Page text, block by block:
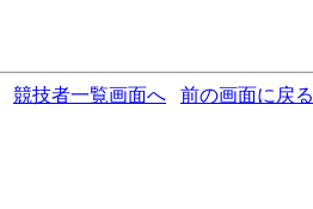
競技者一覧画面へ
前の画面に戻る